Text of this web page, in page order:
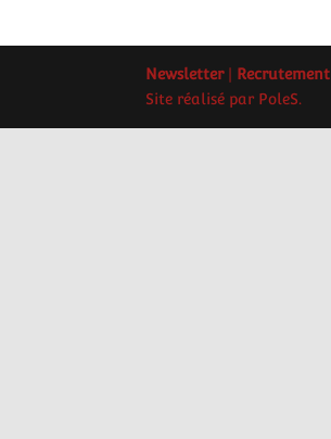
Newsletter| Recrutement
Site réalisé par PoleS.